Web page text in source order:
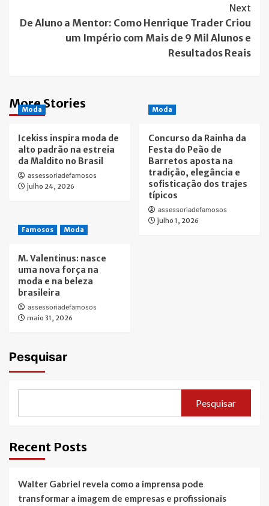
Next
De Aluno a Mentor: Como Henrique Trader Criou
um Império com Mais de 9 Mil Alunos e
Resultados Reais
More Stories
Moda
Icekiss inspira moda de
alto padrão na estreia
da Maldito no Brasil
assessoriadefamosos
julho 24, 2026
Moda
Concurso da Rainha da
Festa do Peão de
Barretos aposta na
tradição, elegância e
sofisticação dos trajes
típicos
assessoriadefamosos
julho 1, 2026
Famosos
Moda
M. Valentinus: nasce
uma nova força na
moda e na beleza
brasileira
assessoriadefamosos
maio 31, 2026
Pesquisar
Pesquisar
Recent Posts
Walter Gabriel revela como a imprensa pode
transformar a imagem de empresas e profissionais